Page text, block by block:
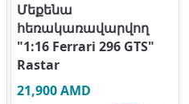
Մեքենա
հեռակառավարվող
"1:16 Ferrari 296 GTS"
Rastar
21,900 AMD